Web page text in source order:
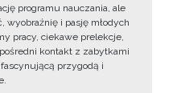
programu nauczania, ale
wyobraźnię i pasję młodych
pracy, ciekawe prelekcje,
kontakt z zabytkami
przygodą i